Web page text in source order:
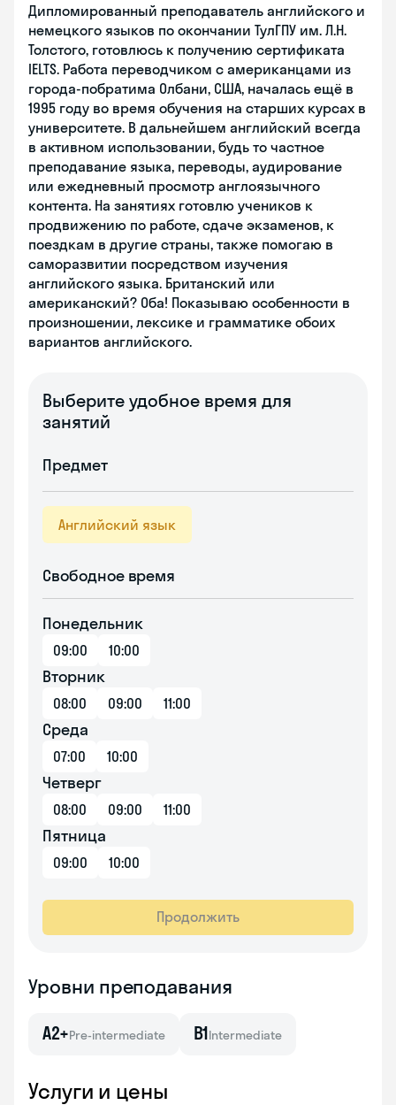
Дипломированный преподаватель английского и
немецкого языков по окончании ТулГПУ им. Л.Н.
Толстого, готовлюсь к получению сертификата
IELTS. Работа переводчиком с американцами из
города-побратима Олбани, США, началась ещё в
1995 году во время обучения на старших курсах в
университете. В дальнейшем английский всегда
в активном использовании, будь то частное
преподавание языка, переводы, аудирование
или ежедневный просмотр англоязычного
контента. На занятиях готовлю учеников к
продвижению по работе, сдаче экзаменов, к
поездкам в другие страны, также помогаю в
саморазвитии посредством изучения
английского языка. Британский или
американский? Оба! Показываю особенности в
произношении, лексике и грамматике обоих
вариантов английского.
Выберите удобное время для
занятий
Предмет
Английский язык
Свободное время
Понедельник
09:00 10:00
Вторник
08:00 09:00 11:00
Среда
07:00 10:00
Четверг
08:00 09:00 11:00
Пятница
09:00 10:00
Продолжить
Уровни преподавания
A2+Pre-intermediate B1Intermediate
Услуги и цены